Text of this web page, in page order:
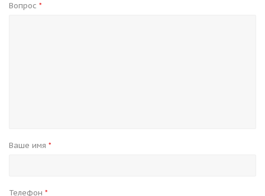
Вопрос *
Ваше имя *
Телефон *